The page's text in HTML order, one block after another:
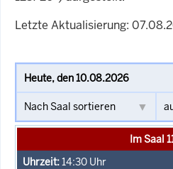
Letzte Aktualisierung:
Im Saal
14:30 Uhr